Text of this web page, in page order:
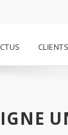
CLIENTS